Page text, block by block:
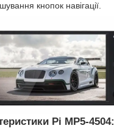
кнопок навігації.
Pi MP5-4504: